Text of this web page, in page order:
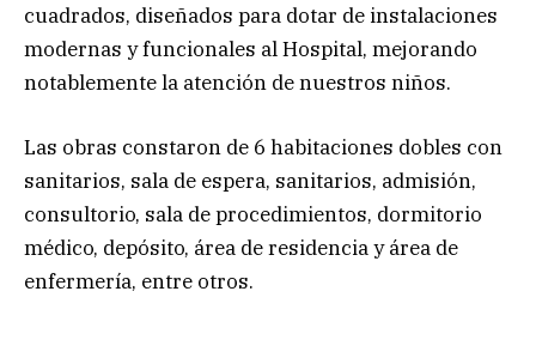
cuadrados, diseñados para dotar de instalaciones
modernas y funcionales al Hospital, mejorando
notablemente la atención de nuestros niños.
Las obras constaron de 6 habitaciones dobles con
sanitarios, sala de espera, sanitarios, admisión,
consultorio, sala de procedimientos, dormitorio
médico, depósito, área de residencia y área de
enfermería, entre otros.